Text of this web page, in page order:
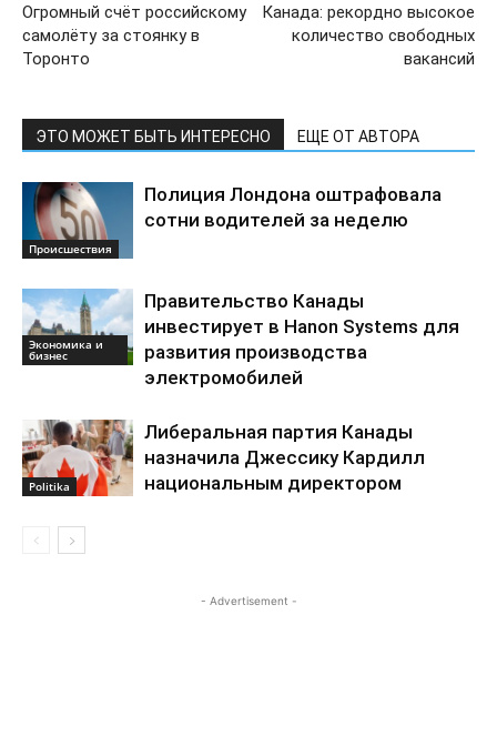
Огромный счёт российскому
самолёту за стоянку в
Торонто
Канада: рекордно высокое
количество свободных
вакансий
ЭТО МОЖЕТ БЫТЬ ИНТЕРЕСНО ЕЩЕ ОТ АВТОРА
Происшествия
Полиция Лондона оштрафовала
сотни водителей за неделю
Экономика и
бизнес
Правительство Канады
инвестирует в Hanon Systems для
развития производства
электромобилей
Politika
Либеральная партия Канады
назначила Джессику Кардилл
национальным директором
- Advertisement -